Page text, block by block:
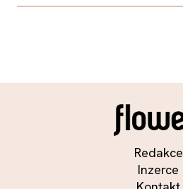
Redakce
Inzerce